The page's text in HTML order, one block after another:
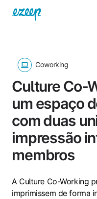
Coworking
Culture Co-
um espaço
com duas
impressão
membros
A Culture Co-Working
imprimissem de forma